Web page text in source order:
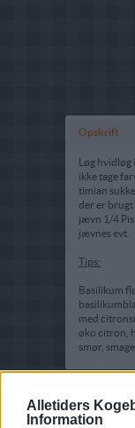
Alletiders
Information
Opskrift
Løg hvidløg
ikke tage
timian
der er brugt
jævn 1/4
jævnes evt.
Tips:
Basilikum
med
øko citron,
smør,